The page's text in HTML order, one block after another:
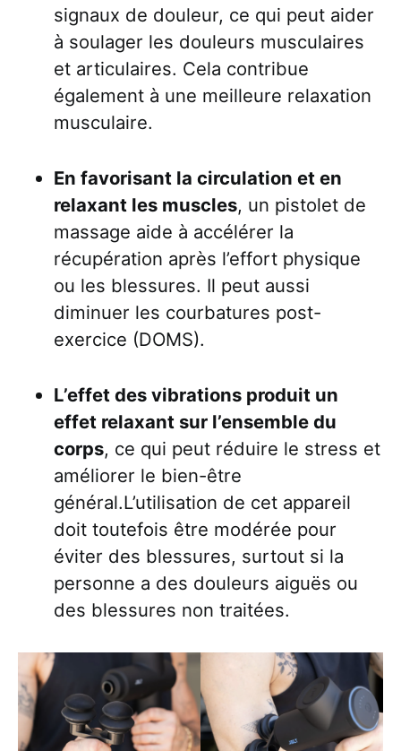
signaux de douleur, ce qui peut aider
à soulager les douleurs musculaires
et articulaires. Cela contribue
également à une meilleure relaxation
musculaire.
En favorisant la circulation et en
relaxant les muscles, un pistolet de
massage aide à accélérer la
récupération après l’effort physique
ou les blessures. Il peut aussi
diminuer les courbatures post-
exercice (DOMS).
L’effet des vibrations produit un
effet relaxant sur l’ensemble du
corps, ce qui peut réduire le stress et
améliorer le bien-être
général.L’utilisation de cet appareil
doit toutefois être modérée pour
éviter des blessures, surtout si la
personne a des douleurs aiguës ou
des blessures non traitées.